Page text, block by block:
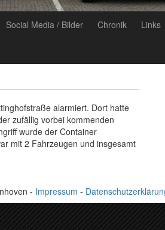
Social Media / Bilder Chronik Links
alarmiert. Dort hatte
zufällig vorbei kommenden
wurde der Container
mit 2 Fahrzeugen und insgesamt
- Impressum -